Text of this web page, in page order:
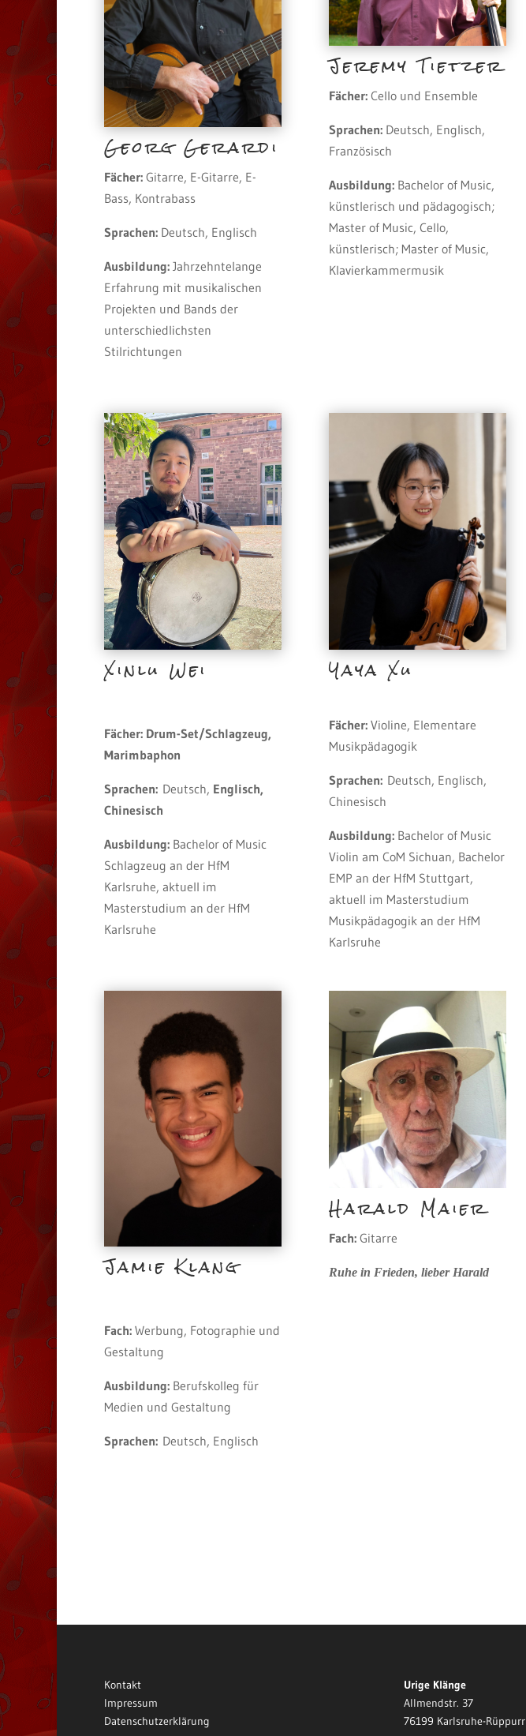
Georg Gerardi
Fächer: Gitarre, E-Gitarre, E-
Bass, Kontrabass
Sprachen: Deutsch, Englisch
Ausbildung: Jahrzehntelange
Erfahrung mit musikalischen
Projekten und Bands der
unterschiedlichsten
Stilrichtungen
Jeremy Tietzer
Fächer:Cello und Ensemble
Sprachen:Deutsch, Englisch,
Französisch
Ausbildung:Bachelor of Music,
künstlerisch und pädagogisch;
Master of Music, Cello,
künstlerisch; Master of Music,
Klavierkammermusik
Xinlu Wei
Fächer: Drum-Set/Schlagzeug,
Marimbaphon
Sprachen: Deutsch, Englisch,
Chinesisch
Ausbildung: Bachelor of Music
Schlagzeug an der HfM
Karlsruhe, aktuell im
Masterstudium an der HfM
Karlsruhe
Yaya Xu
Fächer: Violine, Elementare
Musikpädagogik
Sprachen: Deutsch, Englisch,
Chinesisch
Ausbildung: Bachelor of Music
Violin am CoM Sichuan, Bachelor
EMP an der HfM Stuttgart,
aktuell im Masterstudium
Musikpädagogik an der HfM
Karlsruhe
Jamie Klang
Fach: Werbung, Fotographie und
Gestaltung
Ausbildung: Berufskolleg für
Medien und Gestaltung
Sprachen: Deutsch, Englisch
Harald Maier
Fach:Gitarre
Ruhe in Frieden, lieber Harald
Kontakt
Impressum
Datenschutzerklärung
Urige Klänge
Allmendstr. 37
76199 Karlsruhe-Rüppurr